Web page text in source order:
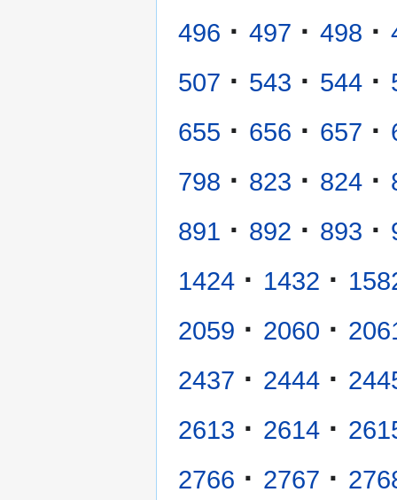
496 · 497 · 498 ·
507 · 543 · 544 ·
655 · 656 · 657 ·
798 · 823 · 824 ·
891 · 892 · 893 ·
1424 · 1432 ·
2059 · 2060 ·
2437 · 2444 ·
2613 · 2614 ·
2766 · 2767 ·